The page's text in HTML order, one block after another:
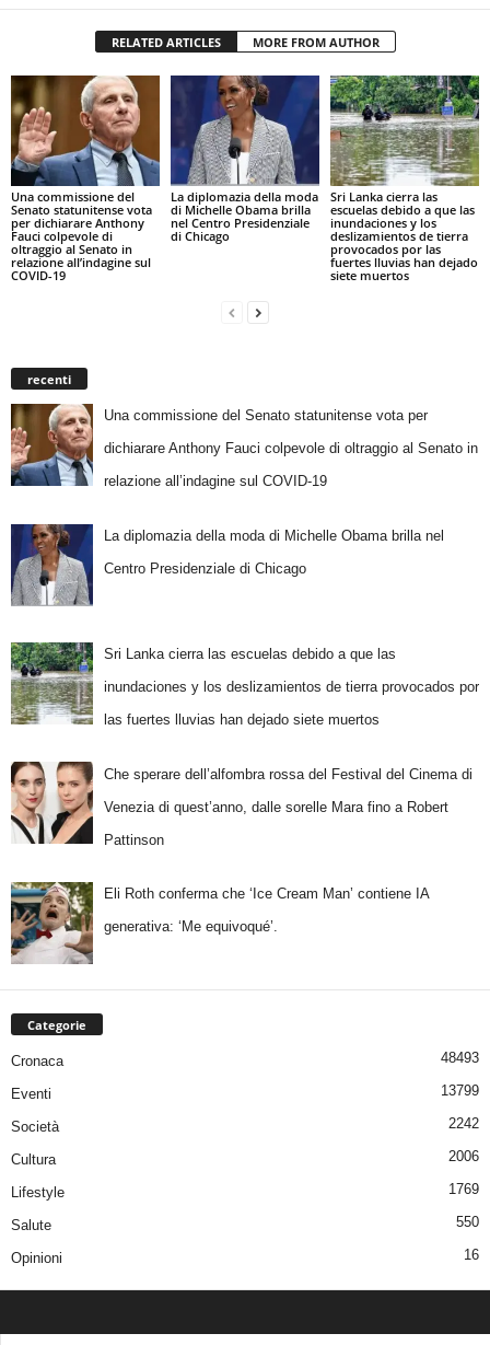
RELATED ARTICLES MORE FROM AUTHOR
Una commissione del
Senato statunitense vota
per dichiarare Anthony
Fauci colpevole di
oltraggio al Senato in
relazione all’indagine sul
COVID-19
La diplomazia della moda
di Michelle Obama brilla
nel Centro Presidenziale
di Chicago
Sri Lanka cierra las
escuelas debido a que las
inundaciones y los
deslizamientos de tierra
provocados por las
fuertes lluvias han dejado
siete muertos
recenti
Una commissione del Senato statunitense vota per
dichiarare Anthony Fauci colpevole di oltraggio al Senato in
relazione all’indagine sul COVID-19
La diplomazia della moda di Michelle Obama brilla nel
Centro Presidenziale di Chicago
Sri Lanka cierra las escuelas debido a que las
inundaciones y los deslizamientos de tierra provocados por
las fuertes lluvias han dejado siete muertos
Che sperare dell’alfombra rossa del Festival del Cinema di
Venezia di quest’anno, dalle sorelle Mara fino a Robert
Pattinson
Eli Roth conferma che ‘Ice Cream Man’ contiene IA
generativa: ‘Me equivoqué’.
Categorie
Cronaca 48493
Eventi 13799
Società 2242
Cultura 2006
Lifestyle 1769
Salute 550
Opinioni 16